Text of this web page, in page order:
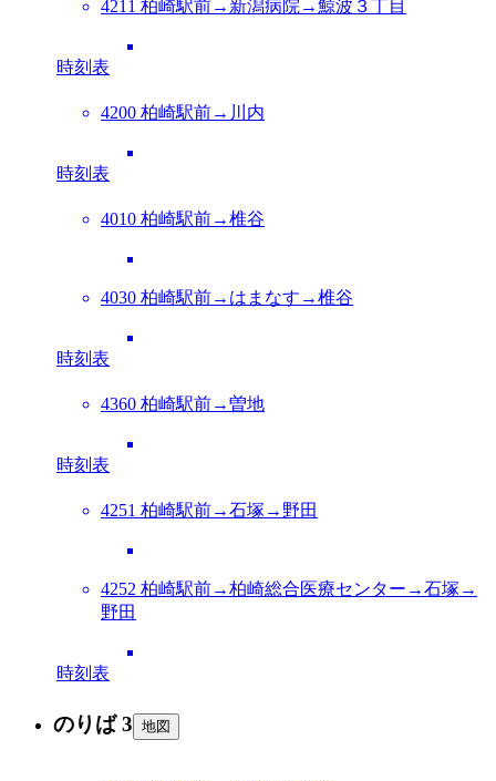
4211 柏崎駅前→新潟病院→鯨波３丁目
時刻表
4200 柏崎駅前→川内
時刻表
4010 柏崎駅前→椎谷
4030 柏崎駅前→はまなす→椎谷
時刻表
4360 柏崎駅前→曽地
時刻表
4251 柏崎駅前→石塚→野田
4252 柏崎駅前→柏崎総合医療センター→石塚→
野田
時刻表
のりば 3 地図